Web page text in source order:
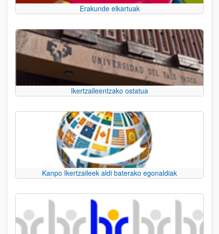
Erakunde elkartuak
Ikertzaileentzako ostatua
Kanpo Ikertzaileek aldi baterako egonaldiak